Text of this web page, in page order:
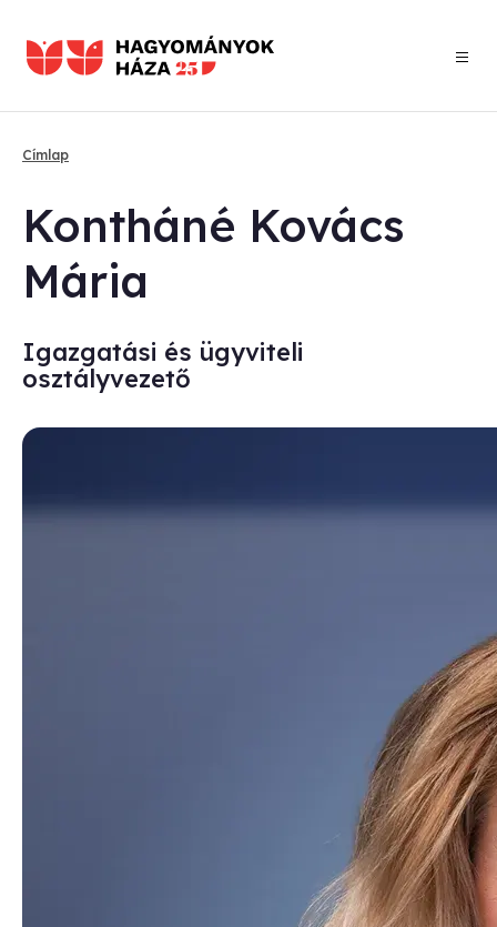
tartalomra
Címlap
Kont­há­né Ko­vács
Má­ria
Igazgatási és ügyviteli
osztályvezető